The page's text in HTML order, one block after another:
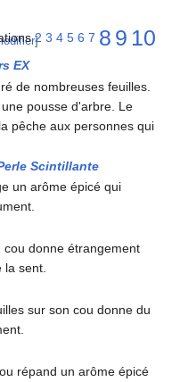
]2 3 4 5 6 7 8 9 10
EX
de nombreuses feuilles.
pousse d'arbre. Le
pêche aux personnes qui
Scintillante
un arôme épicé qui
donne étrangement
la sent.
sur son cou donne du
répand un arôme épicé